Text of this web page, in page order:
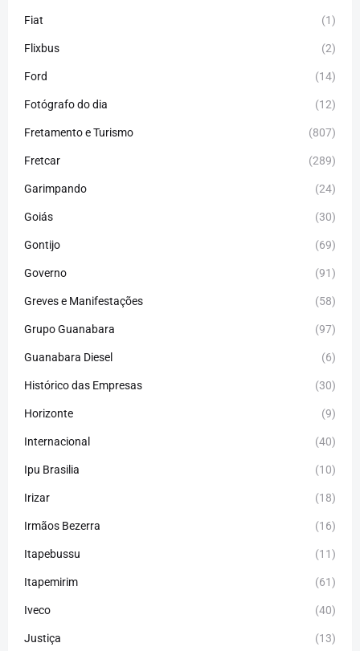
Fiat (1)
Flixbus (2)
Ford (14)
Fotógrafo do dia (12)
Fretamento e Turismo (807)
Fretcar (289)
Garimpando (24)
Goiás (30)
Gontijo (69)
Governo (91)
Greves e Manifestações (58)
Grupo Guanabara (97)
Guanabara Diesel (6)
Histórico das Empresas (30)
Horizonte (9)
Internacional (40)
Ipu Brasilia (10)
Irizar (18)
Irmãos Bezerra (16)
Itapebussu (11)
Itapemirim (61)
Iveco (40)
Justiça (13)